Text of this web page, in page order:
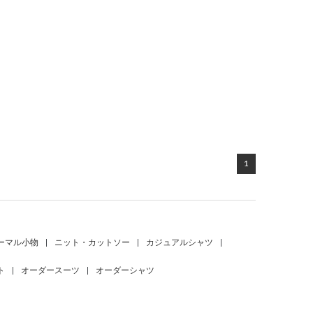
1
マル小物 ニット・カットソー カジュアルシャツ
オーダースーツ オーダーシャツ